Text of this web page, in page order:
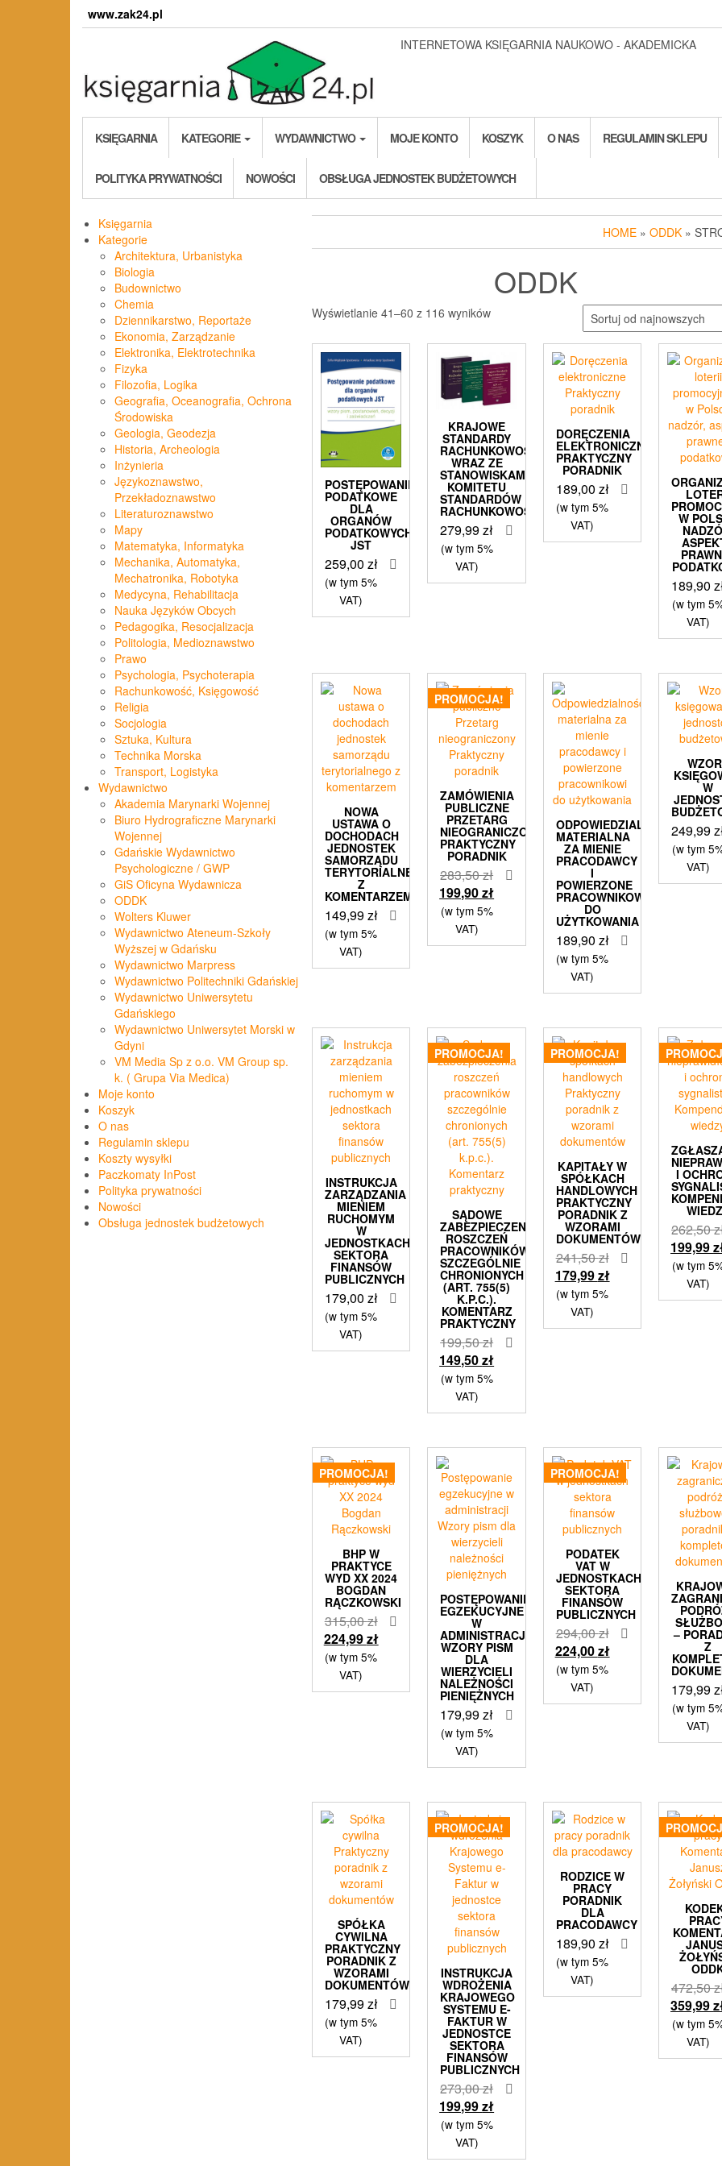
www.zak24.pl
INTERNETOWA KSIĘGARNIA NAUKOWO - AKADEMICKA
KSIĘGARNIA KATEGORIE WYDAWNICTWO MOJE KONTO KOSZYK O NAS REGULAMIN SKLEPU
POLITYKA PRYWATNOŚCI NOWOŚCI OBSŁUGA JEDNOSTEK BUDŻETOWYCH
Księgarnia
Kategorie
Architektura, Urbanistyka
Biologia
Budownictwo
Chemia
Dziennikarstwo, Reportaże
Ekonomia, Zarządzanie
Elektronika, Elektrotechnika
Fizyka
Filozofia, Logika
Geografia, Oceanografia, Ochrona
Środowiska
Geologia, Geodezja
Historia, Archeologia
Inżynieria
Językoznawstwo,
Przekładoznawstwo
Literaturoznawstwo
Mapy
Matematyka, Informatyka
Mechanika, Automatyka,
Mechatronika, Robotyka
Medycyna, Rehabilitacja
Nauka Języków Obcych
Pedagogika, Resocjalizacja
Politologia, Medioznawstwo
Prawo
Psychologia, Psychoterapia
Rachunkowość, Księgowość
Religia
Socjologia
Sztuka, Kultura
Technika Morska
Transport, Logistyka
Wydawnictwo
Akademia Marynarki Wojennej
Biuro Hydrograficzne Marynarki
Wojennej
Gdańskie Wydawnictwo
Psychologiczne / GWP
GiS Oficyna Wydawnicza
ODDK
Wolters Kluwer
Wydawnictwo Ateneum-Szkoły
Wyższej w Gdańsku
Wydawnictwo Marpress
Wydawnictwo Politechniki Gdańskiej
Wydawnictwo Uniwersytetu
Gdańskiego
Wydawnictwo Uniwersytet Morski w
Gdyni
VM Media Sp z o.o. VM Group sp.
k. ( Grupa Via Medica)
Moje konto
Koszyk
O nas
Regulamin sklepu
Koszty wysyłki
Paczkomaty InPost
Polityka prywatności
Nowości
Obsługa jednostek budżetowych
HOME » ODDK »
ODDK
Wyświetlanie 41–60 z 116 wynikówPosortowane
najnowszych
POSTĘPOWANIE
PODATKOWE
DLA
ORGANÓW
PODATKOWYCH
JST
259,00 zł
(w tym 5%
VAT)
KRAJOWE
STANDARDY
RACHUNKOWOŚCI
WRAZ ZE
STANOWISKAMI
KOMITETU
STANDARDÓW
RACHUNKOWOŚCI
279,99zł
(w tym 5%
VAT)
DORĘCZENIA
ELEKTRONICZNE
PRAKTYCZNY
PORADNIK
189,00 zł
(w tym 5%
VAT)
W
189,90
(w tym
VAT)
NOWA
USTAWA O
DOCHODACH
JEDNOSTEK
SAMORZĄDU
TERYTORIALNEGO
Z
KOMENTARZEM
149,99zł
(w tym 5%
VAT)
PROMOCJA!
ZAMÓWIENIA
PUBLICZNE
PRZETARG
NIEOGRANICZONY
PRAKTYCZNY
PORADNIK
283,50złPierwotna
cena
wynosiła:
199,90złAktualna
199,90 zł.
(w tym 5%
VAT)
ODPOWIEDZIALNOŚĆ
MATERIALNA
ZA MIENIE
PRACODAWCY
I
POWIERZONE
PRACOWNIKOWI
DO
UŻYTKOWANIA
189,90 zł
(w tym 5%
VAT)
W
249,99
(w tym
VAT)
INSTRUKCJA
ZARZĄDZANIA
MIENIEM
RUCHOMYM
W
JEDNOSTKACH
SEKTORA
FINANSÓW
PUBLICZNYCH
179,00 zł
(w tym 5%
VAT)
PROMOCJA!
SĄDOWE
ZABEZPIECZENIA
ROSZCZEŃ
PRACOWNIKÓW
SZCZEGÓLNIE
CHRONIONYCH
(ART. 755(5)
K.P.C.).
KOMENTARZ
PRAKTYCZNY
199,50złPierwotna
cena
wynosiła:
149,50złAktualna
149,50 zł.
(w tym 5%
VAT)
PROMOCJA!
KAPITAŁY W
SPÓŁKACH
HANDLOWYCH
PRAKTYCZNY
PORADNIK Z
WZORAMI
DOKUMENTÓW
241,50złPierwotna
cena
wynosiła:
179,99złAktualna
179,99 zł.
(w tym 5%
VAT)
I
262,50
199,99
(w tym
VAT)
PROMOCJA!
BHP W
PRAKTYCE
WYD XX 2024
BOGDAN
RĄCZKOWSKI
315,00złPierwotna
cena
wynosiła:
224,99złAktualna
224,99 zł.
(w tym 5%
VAT)
POSTĘPOWANIE
EGZEKUCYJNE
W
ADMINISTRACJI
WZORY PISM
DLA
WIERZYCIELI
NALEŻNOŚCI
PIENIĘŻNYCH
179,99zł
(w tym 5%
VAT)
PROMOCJA!
PODATEK
VAT W
JEDNOSTKACH
SEKTORA
FINANSÓW
PUBLICZNYCH
294,00złPierwotna
cena
wynosiła:
224,00złAktualna
224,00 zł.
(w tym 5%
VAT)
–
Z
179,99
(w tym
VAT)
SPÓŁKA
CYWILNA
PRAKTYCZNY
PORADNIK Z
WZORAMI
DOKUMENTÓW
179,99zł
(w tym 5%
VAT)
PROMOCJA!
INSTRUKCJA
WDROŻENIA
KRAJOWEGO
SYSTEMU E-
FAKTUR W
JEDNOSTCE
SEKTORA
FINANSÓW
PUBLICZNYCH
273,00złPierwotna
cena
wynosiła:
199,99złAktualna
199,99 zł.
(w tym 5%
VAT)
RODZICE W
PRACY
PORADNIK
DLA
PRACODAWCY
189,90 zł
(w tym 5%
VAT)
472,50
359,99
(w tym
VAT)